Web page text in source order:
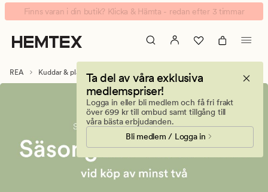
Kuddar
&
plädar
Animerad
banner.
Klicka
på
för
Finns varan i din butik? Klicka & Hämta - redan efter 3 timmar
Ta del av våra exklusiva
medlemspriser!
Logga in eller bli medlem och få fri frakt
över 699 kr till ombud samt tillgång till
våra bästa erbjudanden.
Bli medlem / Logga in
REA Kuddar & plädar